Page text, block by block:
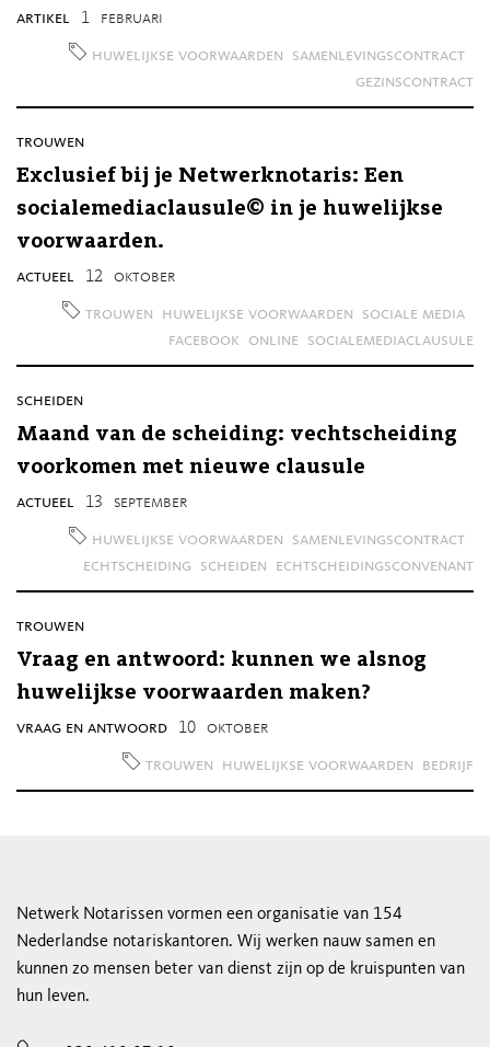
artikel 1 februari
huwelijkse voorwaarden
samenlevingscontract
gezinscontract
trouwen
Exclusief bij je Netwerknotaris: Een
socialemediaclausule© in je huwelijkse
voorwaarden.
actueel 12 oktober
trouwen huwelijkse voorwaarden
sociale media
facebook
online socialemediaclausule
scheiden
Maand van de scheiding: vechtscheiding
voorkomen met nieuwe clausule
actueel 13 september
huwelijkse voorwaarden
samenlevingscontract
echtscheiding
scheiden echtscheidingsconvenant
trouwen
Vraag en antwoord: kunnen we alsnog
huwelijkse voorwaarden maken?
vraag en antwoord 10 oktober
trouwen huwelijkse voorwaarden bedrijf
Netwerk Notarissen vormen een organisatie van 154
Nederlandse notariskantoren. Wij werken nauw samen en
kunnen zo mensen beter van dienst zijn op de kruispunten van
hun leven.